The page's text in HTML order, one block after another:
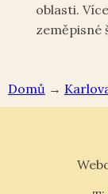
Domů →
oblasti.
zeměpisné